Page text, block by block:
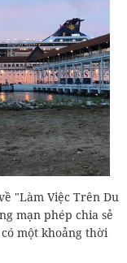
"Làm Việc Trên Du
mạn phép chia sẻ
một khoảng thời